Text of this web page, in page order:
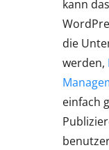
kann
die
werden,
einfach